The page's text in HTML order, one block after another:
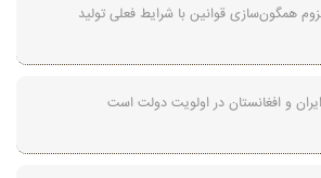
همگون‌سازی قوانین با شرایط فعلی تولید
و افغانستان در اولویت دولت است